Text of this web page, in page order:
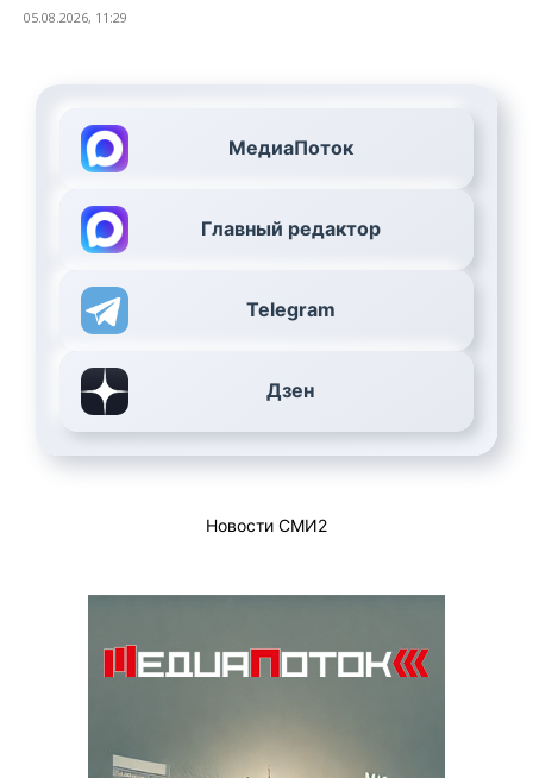
05.08.2026, 11:29
МедиаПоток
Главный редактор
Telegram
Дзен
Новости СМИ2